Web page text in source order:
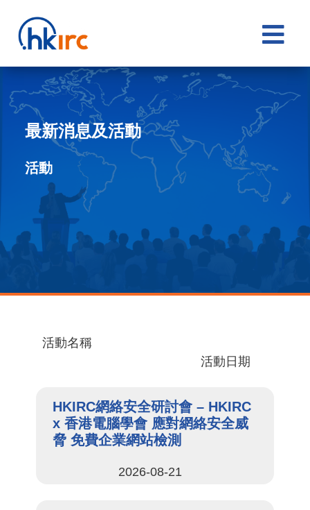

最新消息及活動
活動
活動名稱
活動日期
HKIRC網絡安全研討會 – HKIRC
x 香港電腦學會 應對網絡安全威
脅 免費企業網站檢測
2026-08-21